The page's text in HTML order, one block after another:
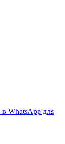
в WhatsApp для